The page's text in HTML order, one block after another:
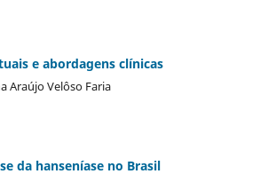
e abordagens clínicas
Araújo Velôso Faria
da hanseníase no Brasil